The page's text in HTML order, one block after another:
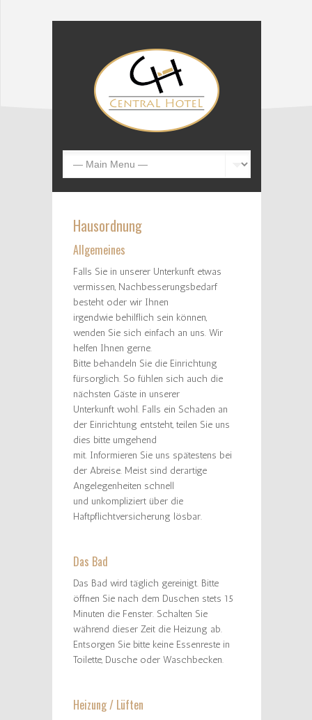
Hausordnung
Allgemeines
Falls Sie in unserer Unterkunft etwas
vermissen, Nachbesserungsbedarf
besteht oder wir Ihnen
irgendwie behilflich sein können,
wenden Sie sich einfach an uns. Wir
helfen Ihnen gerne.
Bitte behandeln Sie die Einrichtung
fürsorglich. So fühlen sich auch die
nächsten Gäste in unserer
Unterkunft wohl. Falls ein Schaden an
der Einrichtung entsteht, teilen Sie uns
dies bitte umgehend
mit. Informieren Sie uns spätestens bei
der Abreise. Meist sind derartige
Angelegenheiten schnell
und unkompliziert über die
Haftpflichtversicherung lösbar.
Das Bad
Das Bad wird täglich gereinigt. Bitte
öffnen Sie nach dem Duschen stets 15
Minuten die Fenster. Schalten Sie
während dieser Zeit die Heizung ab.
Entsorgen Sie bitte keine Essenreste in
Toilette, Dusche oder Waschbecken.
Heizung / Lüften